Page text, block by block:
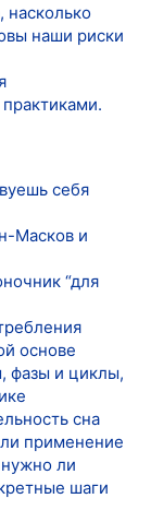
насколько
наши риски
себя
Масков и
“для
основе
фазы и циклы,
сна
применение
ли
шаги